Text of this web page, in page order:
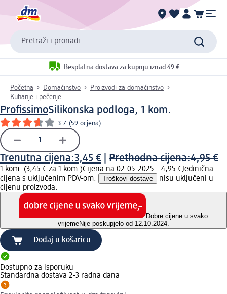
Pretraži i pronađi
Besplatna dostava za kupnju iznad 49 €
Početna Domaćinstvo
Proizvodi za domaćinstvo
Kuhanje i pečenje
ProfissimoSilikonska podloga, 1 kom.
3.7 (59 ocjena)
Trenutna cijena:3,45 € Prethodna cijena:4,95 €
1 kom. (3,45 € za 1 kom.)Cijena na 02.05.2025.: 4,95 €Jedinična
cijena s uključenim PDV-om.
Troškovi dostave
nisu uključeni u
cijenu proizvoda.
Dobre cijene u svako
vrijemeNije poskupjelo od 12.10.2024.
Dodaj u košaricu
Dostupno za isporuku
Standardna dostava 2-3 radna dana